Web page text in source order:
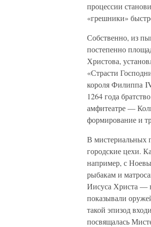
процессии
«грешники»
Собственно, из
постепенно
Христова,
«Страсти
короля Филиппа
1264 года
амфитеатре —
формирование и
В мистериальных
городские цехи.
например, с
рыбакам и
Иисуса Христа —
показывали
такой эпизод
посвящалась